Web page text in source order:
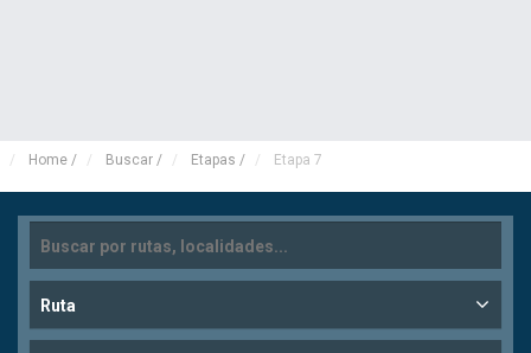
Home / Buscar / Etapas / Etapa 7
Ruta